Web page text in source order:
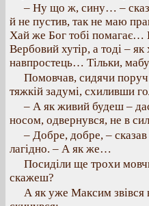
– Ну що ж, сину… –
й не пустив, так не маю
Хай же Бог тобі помагає…
Вербовий хутір, а тоді –
навпростець… Тільки,
Помовчав, сидячи
тяжкій задумі, схиливши
– А як живий будеш –
носом, одвернувся, не в
– Добре, добре, –
лагідно. – А як же…
Посиділи ще трохи
скажеш?
А як уже Максим звівся